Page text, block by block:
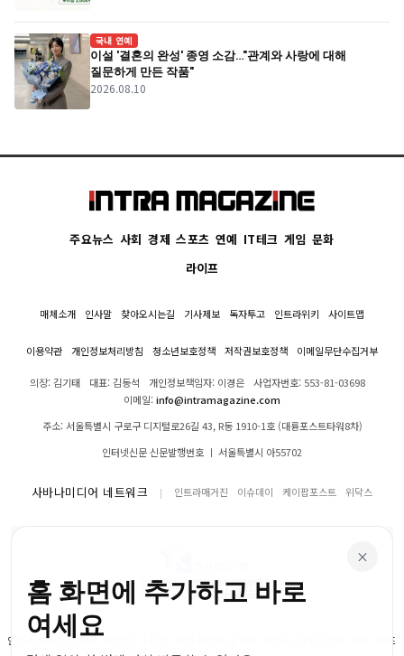
국내 연예
이설 '결혼의 완성' 종영 소감…"관계와 사랑에 대해
질문하게 만든 작품"
2026.08.10
주요뉴스 사회 경제 스포츠 연예 IT테크 게임 문화
라이프
매체소개 인사말 찾아오시는길 기사제보 독자투고 인트라위키 사이트맵
이용약관 개인정보처리방침 청소년보호정책 저작권보호정책 이메일무단수집거부
의장: 김기태 대표: 김동석 개인정보책임자: 이경은
사업자번호: 553-81-03698
이메일:info@intramagazine.com
주소: 서울특별시 구로구 디지털로26길 43, R동 1910-1호 (대륭포스트타워8차)
인터넷신문 신문발행번호 ㅣ 서울특별시 아55702
사바나미디어 네트워크 인트라매거진 이슈데이 케이팝포스트 위닥스
인트라매거진의 모든 콘텐츠(기사)는 저작권법의 보호를 받으며, 무단 전재, 복사, 배포
×
홈 화면에 추가하고 바로
여세요